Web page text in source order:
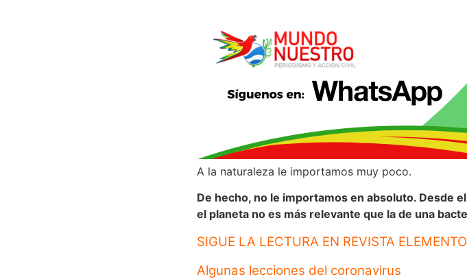
A la naturaleza le importamos muy poco.
De hecho, no le importamos en absoluto. Desde
el planeta no es más relevante que la de una
SIGUE LA LECTURA EN REVISTA
Algunas lecciones del coronavirus